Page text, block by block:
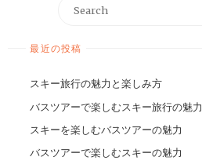
最近の投稿
スキー旅行の魅力と楽しみ方
バスツアーで楽しむスキー旅行の魅力
スキーを楽しむバスツアーの魅力
バスツアーで楽しむスキーの魅力